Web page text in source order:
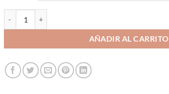
AÑADIR AL CARRITO